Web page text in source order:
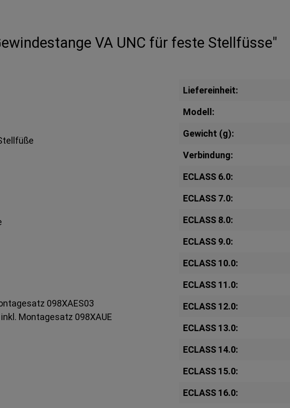
VA UNC für feste Stellfüsse"
098XAES03
Montagesatz 098XAUE
Liefereinheit:
Modell:
Gewicht (g):
Verbindung:
ECLASS 6.0:
ECLASS 7.0:
ECLASS 8.0:
ECLASS 9.0:
ECLASS 10.0:
ECLASS 11.0:
ECLASS 12.0:
ECLASS 13.0:
ECLASS 14.0:
ECLASS 15.0:
ECLASS 16.0: